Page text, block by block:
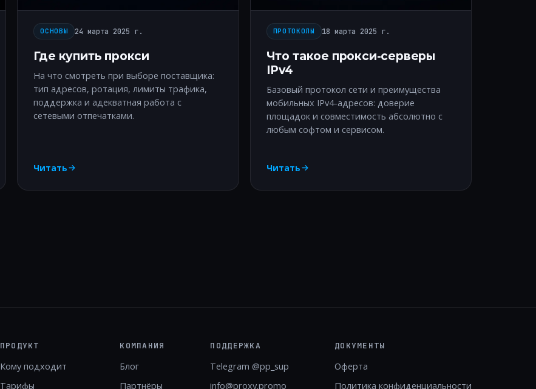
ОСНОВЫ 24 марта 2025 г.
Где купить прокси
На что смотреть при выборе поставщика:
тип адресов, ротация, лимиты трафика,
поддержка и адекватная работа с
сетевыми отпечатками.
Читать
ПРОТОКОЛЫ 18 марта 2025 г.
Что такое прокси-серверы
IPv4
Базовый протокол сети и преимущества
мобильных IPv4-адресов: доверие
площадок и совместимость абсолютно с
любым софтом и сервисом.
Читать
ПРОДУКТ
Кому подходит
Тарифы
КОМПАНИЯ
Блог
Партнёры
ПОДДЕРЖКА
Telegram @pp_sup
info@proxy.promo
ДОКУМЕНТЫ
Оферта
Политика конфиденциальности